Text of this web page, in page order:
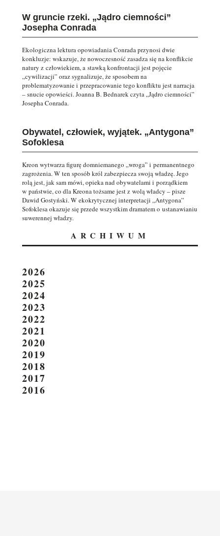
W gruncie rzeki. „Jądro ciemności”
Josepha Conrada
Ekologiczna lektura opowiadania Conrada przynosi dwie
konkluzje: wskazuje, że nowoczesność zasadza się na konflikcie
natury z człowiekiem, a stawką konfrontacji jest pojęcie
„cywilizacji” oraz sygnalizuje, że sposobem na
problematyzowanie i przepracowanie tego konfliktu jest narracja
– snucie opowieści. Joanna B. Bednarek czyta „Jądro ciemności”
Josepha Conrada.
Obywatel, człowiek, wyjątek. „Antygona”
Sofoklesa
Kreon wytwarza figurę domniemanego „wroga” i permanentnego
zagrożenia. W ten sposób król zabezpiecza swoją władzę. Jego
rolą jest, jak sam mówi, opieka nad obywatelami i porządkiem
w państwie, co dla Kreona tożsame jest z wolą władcy – pisze
Dawid Gostyński. W ekokrytycznej interpretacji „Antygona”
Sofoklesa okazuje się przede wszystkim dramatem o ustanawianiu
suwerennej władzy.
ARCHIWUM
2026
2025
2024
2023
2022
2021
2020
2019
2018
2017
2016